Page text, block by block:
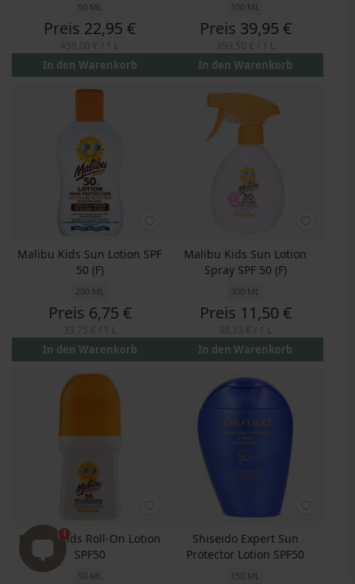
50 ML
Preis 22,95 €
In den Warenkorb
100 ML
Preis 39,95 €
In den Warenkorb
Malibu Kids Sun Lotion SPF
50 (F)
200 ML
Preis 6,75 €
In den Warenkorb
Malibu Kids Sun Lotion
Spray SPF 50 (F)
300 ML
Preis 11,50 €
In den Warenkorb
Malibu Kids Roll-On Lotion
SPF50
50 ML
Shiseido Expert Sun
Protector Lotion SPF50
150 ML
1